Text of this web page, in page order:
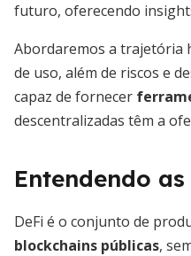
futuro, oferecendo
Abordaremos a trajetória
de uso, além de riscos e
capaz de fornecer
descentralizadas têm a
Entendendo
DeFi é o conjunto de
blockchains públicas,